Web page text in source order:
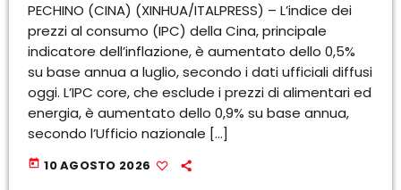
PECHINO (CINA) (XINHUA/ITALPRESS) – L’indice dei
prezzi al consumo (IPC) della Cina, principale
indicatore dell’inflazione, è aumentato dello 0,5%
su base annua a luglio, secondo i dati ufficiali diffusi
oggi. L’IPC core, che esclude i prezzi di alimentari ed
energia, è aumentato dello 0,9% su base annua,
secondo l’Ufficio nazionale […]
today 10 AGOSTO 2026